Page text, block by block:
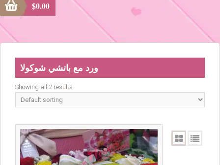
$0.00
ورد مع باتشي شوكولا
Showing all 2 results